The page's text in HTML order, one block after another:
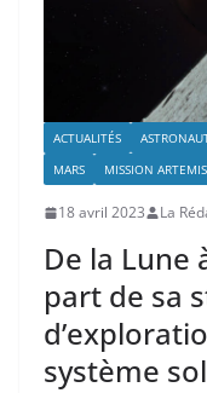
ACTUALITÉS
MARS
MISSION ARTEMIS
18 avril 2023 La
De la Lune
part de sa
système